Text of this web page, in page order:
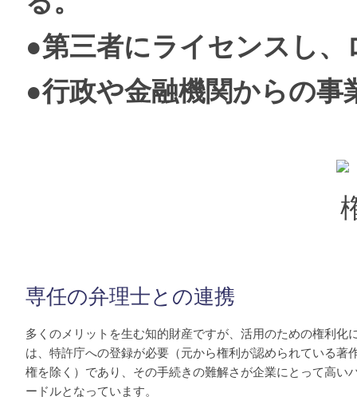
●第三者にライセンスし
●行政や金融機関からの
専任の弁理士との連携
多くのメリットを生む知的財産ですが、活用のための権利化
は、特許庁への登録が必要（元から権利が認められている著
権を除く）であり、その手続きの難解さが企業にとって高い
ードルとなっています。